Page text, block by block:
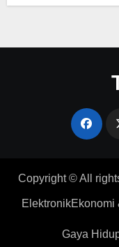
Copyright © All
ElektronikEkonomi
Gaya